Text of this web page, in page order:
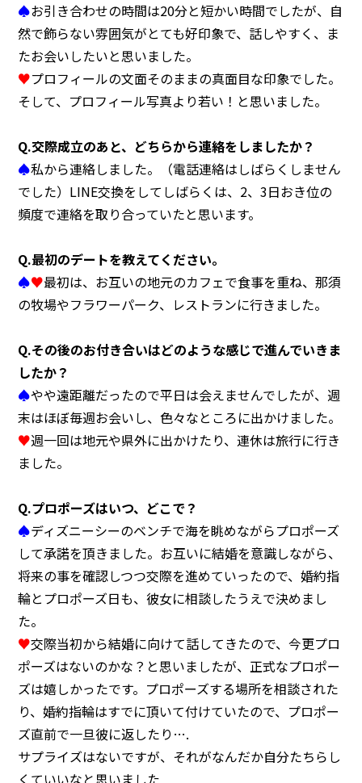
♠お引き合わせの時間は20分と短かい時間でしたが、自
然で飾らない雰囲気がとても好印象で、話しやすく、ま
たお会いしたいと思いました。
♥プロフィールの文面そのままの真面目な印象でした。
そして、プロフィール写真より若い！と思いました。
Q.交際成立のあと、どちらから連絡をしましたか？
♠私から連絡しました。（電話連絡はしばらくしません
でした）LINE交換をしてしばらくは、2、3日おき位の
頻度で連絡を取り合っていたと思います。
Q.最初のデートを教えてください。
♠♥最初は、お互いの地元のカフェで食事を重ね、那須
の牧場やフラワーパーク、レストランに行きました。
Q.その後のお付き合いはどのような感じで進んでいきま
したか？
♠やや遠距離だったので平日は会えませんでしたが、週
末はほぼ毎週お会いし、色々なところに出かけました。
♥週一回は地元や県外に出かけたり、連休は旅行に行き
ました。
Q.プロポーズはいつ、どこで？
♠ディズニーシーのベンチで海を眺めながらプロポーズ
して承諾を頂きました。お互いに結婚を意識しながら、
将来の事を確認しつつ交際を進めていったので、婚約指
輪とプロポーズ日も、彼女に相談したうえで決めまし
た。
♥交際当初から結婚に向けて話してきたので、今更プロ
ポーズはないのかな？と思いましたが、正式なプロポー
ズは嬉しかったです。プロポーズする場所を相談された
り、婚約指輪はすでに頂いて付けていたので、プロポー
ズ直前で一旦彼に返したり….
サプライズはないですが、それがなんだか自分たちらし
くていいなと思いました